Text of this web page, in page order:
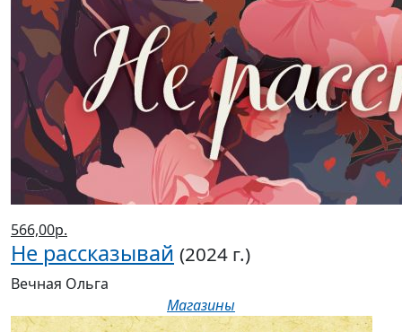
566,00р.
Не рассказывай (2024 г.)
Вечная Ольга
Магазины